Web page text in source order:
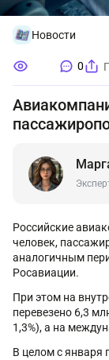
Новости
0
Российские
человек,
аналогичным
Росавиации.
При этом на
перевезено 6,3
1,3%), а на
В целом с января